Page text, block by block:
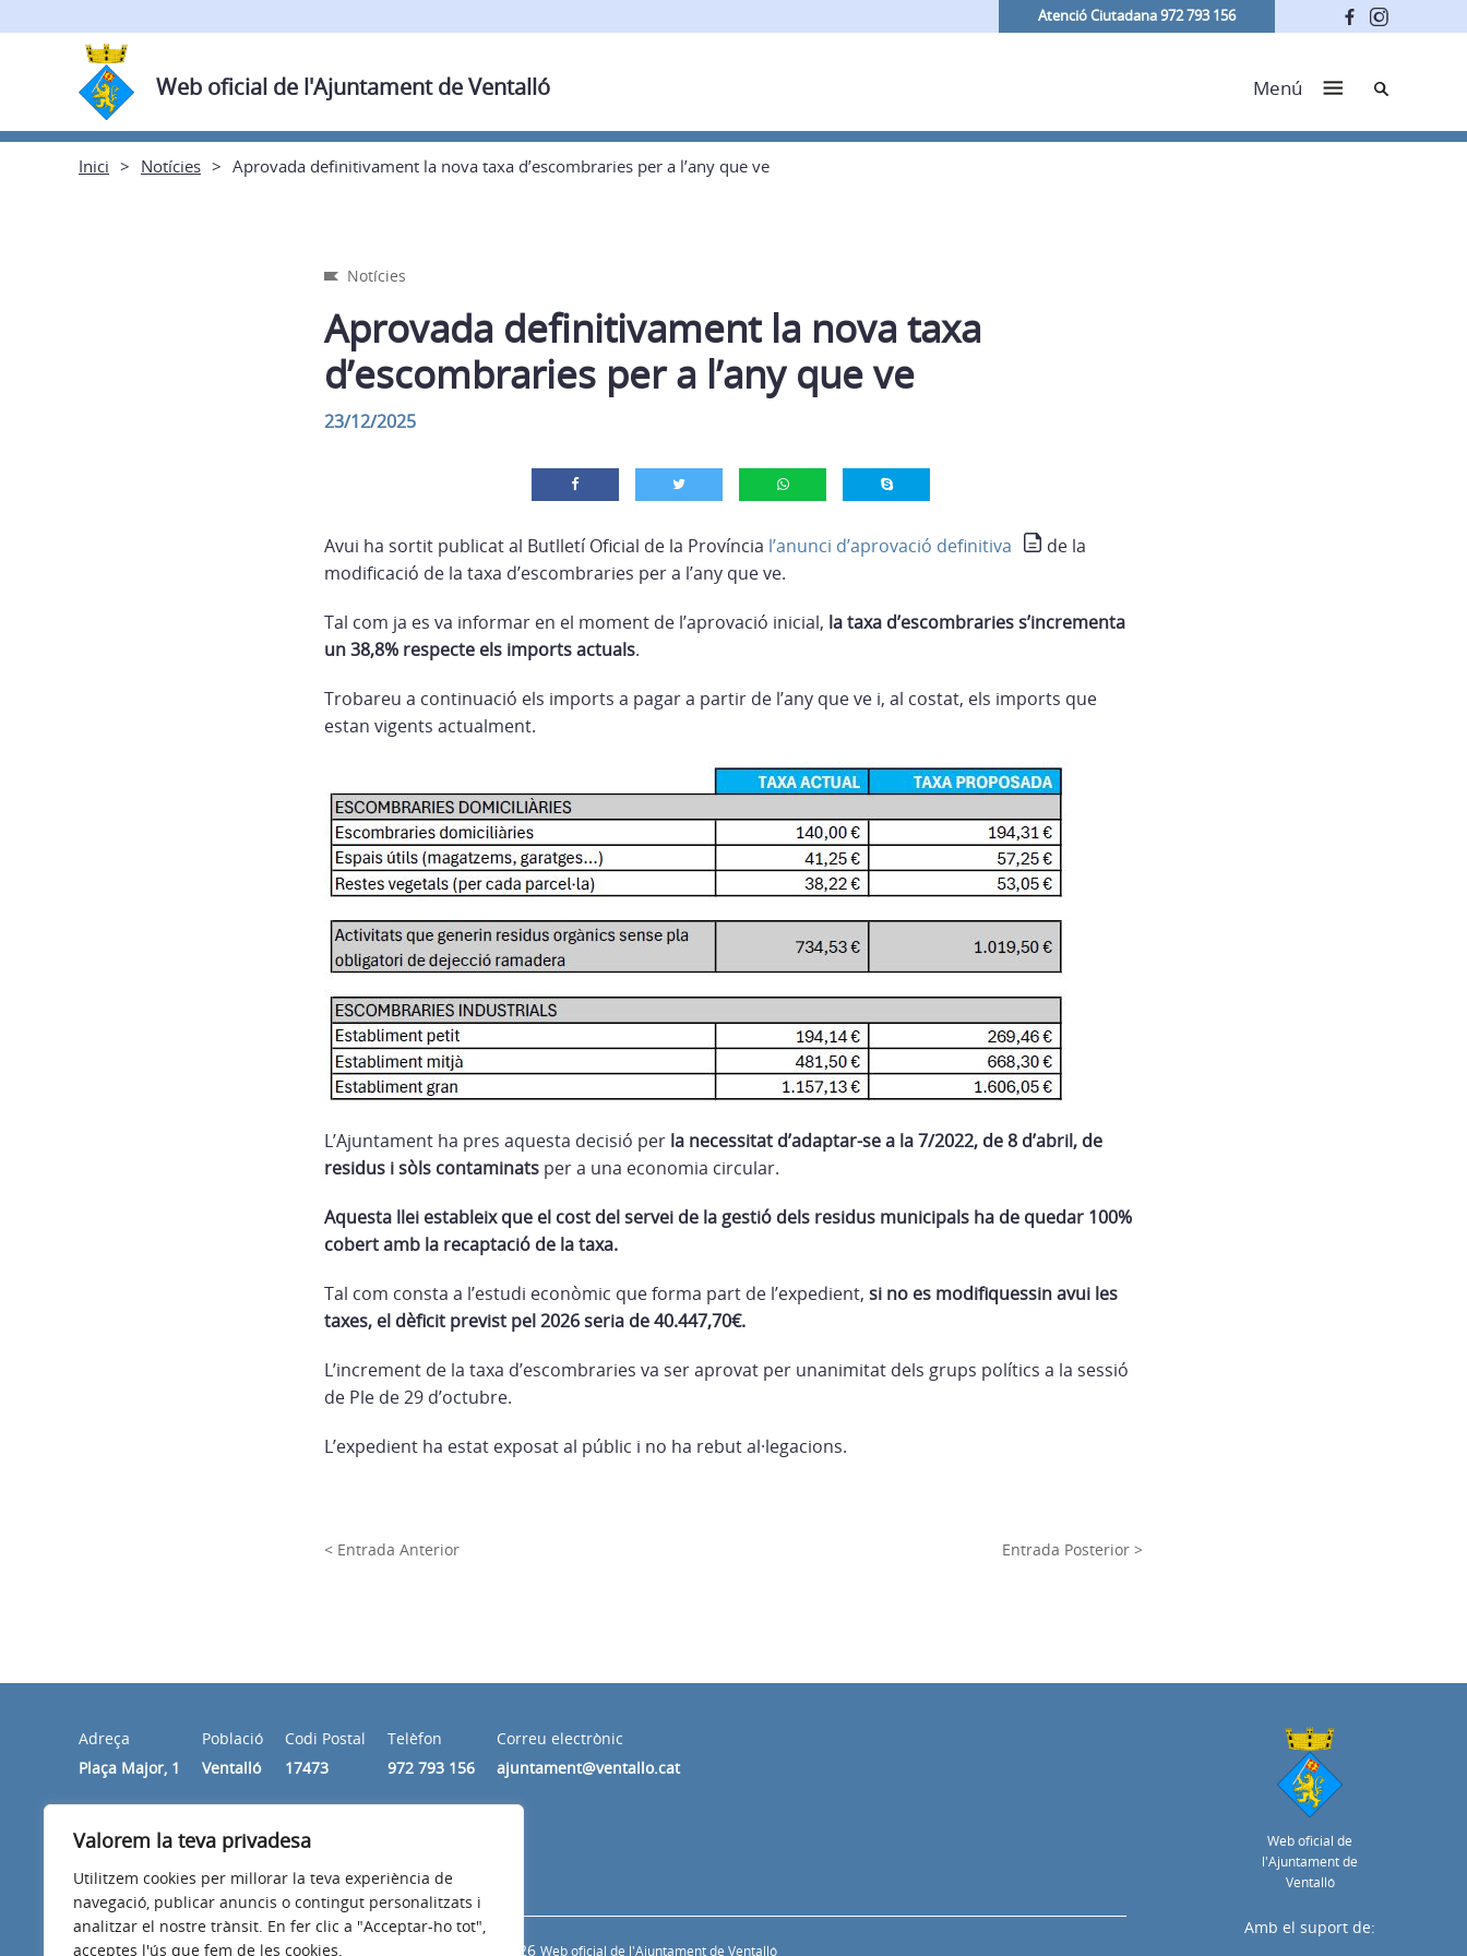
Valorem la teva privadesa
Utilitzem cookies per millorar la teva experiència de
navegació, publicar anuncis o contingut personalitzats i
analitzar el nostre trànsit. En fer clic a "Acceptar-ho tot",
acceptes l'ús que fem de les cookies.
Atenció Ciutadana 972 793 156
Web oficial de l'Ajuntament de Ventalló Menú Cerca
Inici Notícies Aprovada definitivament la nova taxa d’escombraries per a l’any que ve
Notícies
Aprovada definitivament la nova taxa
d’escombraries per a l’any que ve
23/12/2025
Avui ha sortit publicat al Butlletí Oficial de la Província l’anunci d’aprovació definitiva
de la
modificació de la taxa d’escombraries per a l’any que ve.
Tal com ja es va informar en el moment de l’aprovació inicial, la taxa d’escombraries s’incrementa
un 38,8% respecte els imports actuals.
Trobareu a continuació els imports a pagar a partir de l’any que ve i, al costat, els imports que
estan vigents actualment.
L’Ajuntament ha pres aquesta decisió per la necessitat d’adaptar-se a la 7/2022, de 8 d’abril, de
residus i sòls contaminats per a una economia circular.
Aquesta llei estableix que el cost del servei de la gestió dels residus municipals ha de quedar 100%
cobert amb la recaptació de la taxa.
Tal com consta a l’estudi econòmic que forma part de l’expedient, si no es modifiquessin avui les
taxes, el dèficit previst pel 2026 seria de 40.447,70€.
L’increment de la taxa d’escombraries va ser aprovat per unanimitat dels grups polítics a la sessió
de Ple de 29 d’octubre.
L’expedient ha estat exposat al públic i no ha rebut al·legacions.
< Entrada Anterior Entrada Posterior >
Adreça
Plaça Major, 1
Població
Ventalló
Codi Postal
17473
Telèfon
972 793 156
Correu electrònic
ajuntament@ventallo.cat
Horari
Els matins de dilluns a divendres de 10.00 a 14.00 hores
Web oficial de
l'Ajuntament de
Ventalló
Avís legal Política de privacitat © 2026 Web oficial de l'Ajuntament de Ventalló
Amb el suport de: